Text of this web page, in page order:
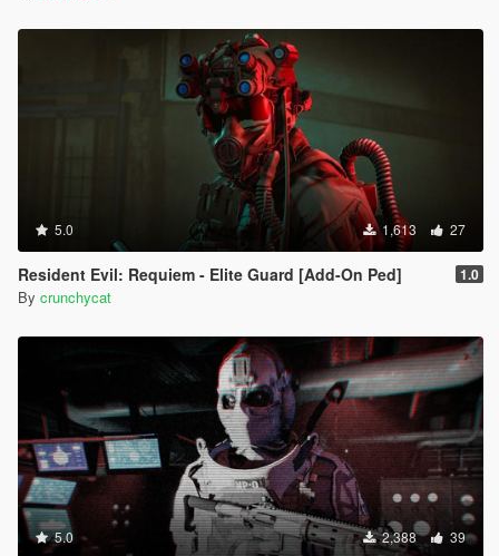
5.0 1,613 27
Resident Evil: Requiem - Elite Guard [Add-On Ped] 1.0
By crunchycat
5.0 2,388 39